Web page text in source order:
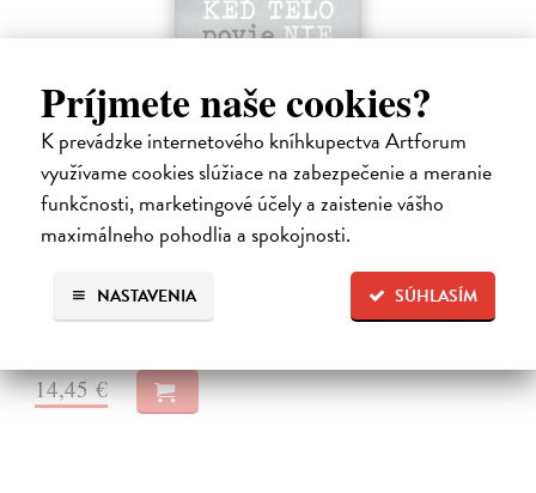
Príjmete naše cookies?
K prevádzke internetového kníhkupectva Artforum
využívame cookies slúžiace na zabezpečenie a meranie
funkčnosti, marketingové účely a zaistenie vášho
maximálneho pohodlia a spokojnosti.
SÚHLASÍM
NASTAVENIA
Keď telo povie nie
Maté Gábor| Elektronická audiokniha
Prevencia pred chorobami ľudstvo zamestnáva od nepamäti. Lekár a
využívame svoju mozgovú kapacitu, má vplyv aj na naše fyzické
zdravie.
14,45 €